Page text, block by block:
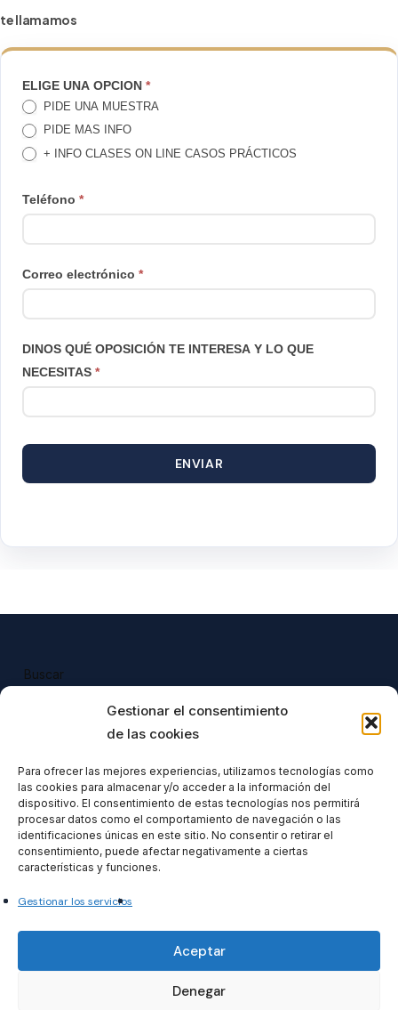
Gestionar el consentimiento
de las cookies
Para ofrecer las mejores experiencias, utilizamos tecnologías como
las cookies para almacenar y/o acceder a la información del
dispositivo. El consentimiento de estas tecnologías nos permitirá
procesar datos como el comportamiento de navegación o las
identificaciones únicas en este sitio. No consentir o retirar el
consentimiento, puede afectar negativamente a ciertas
características y funciones.
Gestionar los servicios
Aceptar
Denegar
te llamamos
TE
LLAMAMOS
ELIGE UNA OPCION *
PIDE UNA MUESTRA
PIDE MAS INFO
+ INFO CLASES ON LINE CASOS PRÁCTICOS
Teléfono *
Correo electrónico *
DINOS QUÉ OPOSICIÓN TE INTERESA Y LO QUE
NECESITAS *
ENVIAR
Buscar
Todos nuestros productos tienen
incluido el IVA en su precio.